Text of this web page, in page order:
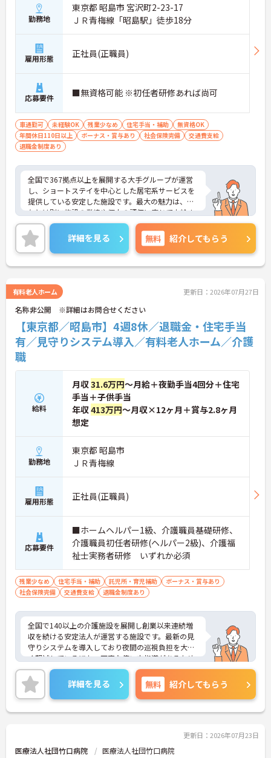
【チームでの情報共有が徹底されており、安心して
業務に取り組める体制です】
の体調や業務連絡を細やかに共有する仕組みがあり
ます。
・多職種連携で職種を超えて相談しやすい雰囲気の
もと、困った時もすぐにお互いをフォローし合えま
す。
に安定して働ける環境です】
・残業は少なく、年間17日のリフレッシュ休暇も取
得できることで、心身の疲労をしっかり回復できま
す。
あり、退職金制度も備わって無理なく長く続けられ
ます。
【一人ひとりの個性や希望を尊重し、自分らしくキ
ャリアを描ける職場です】
・時短勤務からフルタイム、さらには管理者へのス
テップアップまで、ライフステージに合わせた働き
方を選択できます。
おり、自分らしいスタイルを大切にできる環境で
勤務地
東京都 昭島市 宮沢町2-23-17
ＪＲ青梅線「昭島駅」徒歩18分
雇用形態 正社員(正職員)
応募要件 ■無資格可能 ※初任者研修あれば尚可
車通勤可 未経験OK 残業少なめ 住宅手当・補助
無資格OK
年間休日110日以上
ボーナス・賞与あり 社会保険完備
交通費支給
退職金制度あり
全国で367拠点以上を展開する大手グループが運営
し、ショートステイを中心とした居宅系サービスを
提供している安定した施設です。最大の魅力は、賞
与とは別に施設の業績や個人の評価に応じて支給さ
れる独自の特別報酬制度です。日々の頑張りやチー
ムへの貢献が直接収入に反映される非常にやりがい
のある環境が整っています。また、毎朝の情報共有
ミーティングを通じてスタッフ同士の連携が強化さ
れており、平均勤続年数7.2年という高い定着率を実
間内に研修を受講できるなど教育体制も充実してい
るため、介護職からケアマネジャーや管理職への着
実なステップアップが期待できます。定年65歳・再
雇用70歳までの継続雇用制度も完備されており、ご
自身らしさを大切にしながら大手ならではの安定基
盤のもとで末永くご活躍いただけます。
・施設の業績や個人の評価に応じて賞与とは別に支
給される特別報酬制度があり、日々の頑張りが直接
収入として還元されます。
・業務への取り組みやチームへの貢献度が公正に評
価される仕組みにより、高いモチベーションを維持
【毎朝のミーティングで情報共有を徹底し、職種の
・スタッフ全員で毎朝お客様の体調や業務連絡を丁
寧に共有することで、チーム全体でスムーズに連携
できる体制が構築されています。
・困った時もすぐに相談してフォローし合える風通
しの良い職場となっており、平均勤続年数7.2年とい
う高い定着率につながっています。
【勤務時間内に受講できる資格取得支援制度によ
り、確実なキャリアアップが目指せます】
・介護職から生活相談員やケアマネジャー、施設長
へと進む多彩なキャリアパスが用意されており、長
・資格取得に向けた研修や講習は勤務時間内で受講
できる場合が多く、プライベートの負担を抑えなが
ら着実に専門性を高められます。
【リフレッシュ休暇17日や自由な身だしなみ規定
で、自分らしく無理なく続けられる体制です】
・年間107日の休日に加えて年間17日のリフレッシ
ュ休暇が支給されるため、しっかりと休息を取りな
がらオンオフのメリハリをつけて働けます。
・髪色やネイルなどが原則自由となっており、定年
自身のスタイルを保ちながら末永く活躍できます。
詳細を見る 無料 紹介してもらう
有料老人ホーム 更新日：2026年07月27日
名称非公開 ※詳細はお問合せください
【東京都／昭島市】4週8休／退職金・住宅手当
有／見守りシステム導入／有料老人ホーム／介護
職
給料
月収31.6万円～月給＋夜勤手当4回分＋住宅
手当＋子供手当
年収413万円～月収×12ヶ月＋賞与2.8ヶ月
想定
勤務地
東京都 昭島市
ＪＲ青梅線
雇用形態 正社員(正職員)
応募要件
■ホームヘルパー1級、介護職員基礎研修、
介護職員初任者研修(ヘルパー2級)、介護福
祉士実務者研修 いずれか必須
残業少なめ 住宅手当・補助 託児所・育児補助
ボーナス・賞与あり
社会保険完備
交通費支給 退職金制度あり
全国で140以上の介護施設を展開し創業以来連続増
収を続ける安定法人が運営する施設です。最新の見
守りシステムを導入しており夜間の巡視負担を大き
く軽減しているほか、丁寧な使い方指導があるため
安心して業務を始められます。月平均残業10時間程
度、住宅手当や子供手当、1食300円の食事補助など
生活を支える福利厚生が大変充実しています。『ハ
タラクエール2023』の認証も取得しており、資格取
得支援や職種別研修制度を通じて着実なキャリアア
分に活かし、ご自身の生活も大切にしながら長期的
に活躍できるおすすめの環境です。
詳細を見る 無料 紹介してもらう
更新日：2026年07月23日
医療法人社団竹口病院 医療法人社団竹口病院